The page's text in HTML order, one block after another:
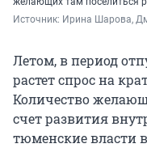
Источник: Ирина Шарова,
Летом, в период
растет спрос на
Количество
счет развития
тюменские власти